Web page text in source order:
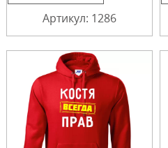
Артикул: 1286